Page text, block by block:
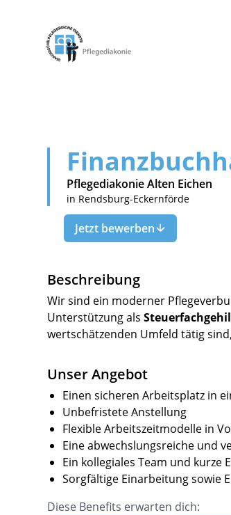
Pflegediakonie Alten Eichen
Pflegediakonie Alten Eichen
in Rendsburg-Eckernförde
Jetzt bewerben
Beschreibung
Wir sind ein moderner
Unterstützung als
wertschätzenden Umfeld tätig
Unser Angebot
Einen sicheren Arbeitsplatz in
Unbefristete Anstellung
Flexible Arbeitszeitmodelle in
Eine abwechslungsreiche und
Ein kollegiales Team und kurze
Sorgfältige Einarbeitung sowie
Diese Benefits erwarten dich: